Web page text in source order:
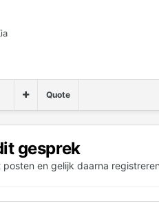
Quote
gesprek
en gelijk daarna